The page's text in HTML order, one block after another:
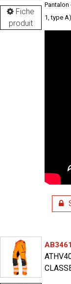
Fiche
produit
Pantalon
1, type A).